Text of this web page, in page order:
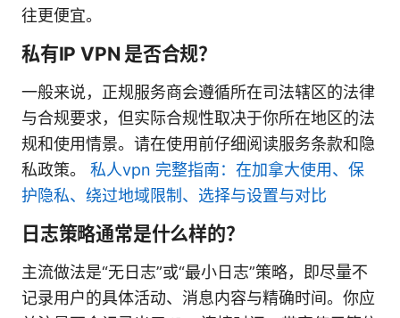
往更便宜。
私有IP VPN 是否合规？
一般来说，正规服务商会遵循所在司法辖区的法律
与合规要求，但实际合规性取决于你所在地区的法
规和使用情景。请在使用前仔细阅读服务条款和隐
私政策。 私人vpn 完整指南：在加拿大使用、保
护隐私、绕过地域限制、选择与设置与对比
日志策略通常是什么样的？
主流做法是“无日志”或“最小日志”策略，即尽量不
记录用户的具体活动、消息内容与精确时间。你应